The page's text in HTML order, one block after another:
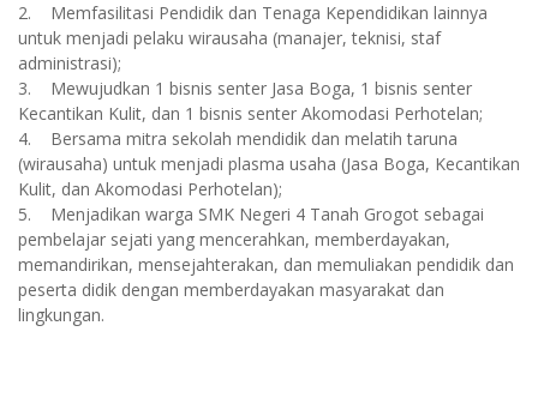
2. Memfasilitasi Pendidik dan Tenaga Kependidikan lainnya
untuk menjadi pelaku wirausaha (manajer, teknisi, staf
administrasi);
3. Mewujudkan 1 bisnis senter Jasa Boga, 1 bisnis senter
Kecantikan Kulit, dan 1 bisnis senter Akomodasi Perhotelan;
4. Bersama mitra sekolah mendidik dan melatih taruna
(wirausaha) untuk menjadi plasma usaha (Jasa Boga, Kecantikan
Kulit, dan Akomodasi Perhotelan);
5. Menjadikan warga SMK Negeri 4 Tanah Grogot sebagai
pembelajar sejati yang mencerahkan, memberdayakan,
memandirikan, mensejahterakan, dan memuliakan pendidik dan
peserta didik dengan memberdayakan masyarakat dan
lingkungan.